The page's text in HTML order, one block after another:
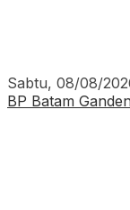
Sabtu, 08/08/
BP Batam